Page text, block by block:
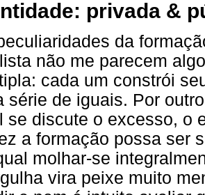
privada &
da
não me parecem
cada um constrói
série de iguais. Por
se discute o excesso, o
a formação possa ser
molhar-se
vira peixe muito